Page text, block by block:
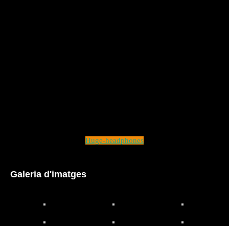
Huge-headphones
Galeria d'imatges